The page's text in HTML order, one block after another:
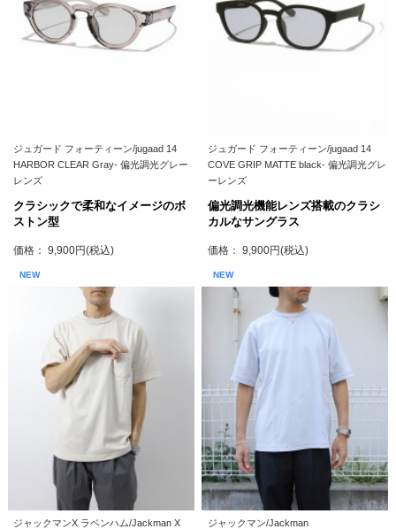
ジュガード フォーティーン/jugaad 14
HARBOR CLEAR Gray- 偏光調光グレー
レンズ
クラシックで柔和なイメージのボ
ストン型
価格： 9,900円(税込)
ジュガード フォーティーン/jugaad 14
COVE GRIP MATTE black- 偏光調光グレ
ーレンズ
偏光調光機能レンズ搭載のクラシ
カルなサングラス
価格： 9,900円(税込)
NEW
ジャックマンX ラベンハム/Jackman X
NEW
ジャックマン/Jackman